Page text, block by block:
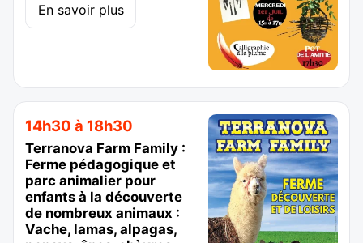
En savoir plus
14h30 à 18h30
Terranova Farm Family :
Ferme pédagogique et
parc animalier pour
enfants à la découverte
de nombreux animaux :
Vache, lamas, alpagas,